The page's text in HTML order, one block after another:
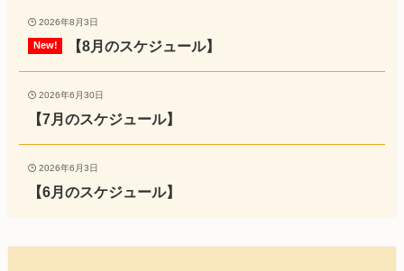
2026年8月3日
【8月のスケジュール】
2026年6月30日
【7月のスケジュール】
2026年6月3日
【6月のスケジュール】